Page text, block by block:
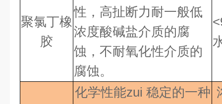
聚氯丁橡
胶
性，高扯断力耐一般低
浓度酸碱盐介质的腐
蚀，不耐氧化性介质的
腐蚀。
化学性能zui 稳定的一种